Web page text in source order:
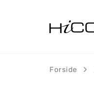
Forside